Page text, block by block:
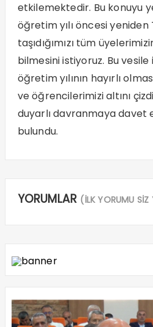
etkilemektedir. Bu konuyu
öğretim yılı öncesi yeniden
taşıdığımızı tüm
bilmesini istiyoruz. Bu
öğretim yılının hayırlı
ve öğrencilerimizi altını
duyarlı davranmaya davet
bulundu.
YORUMLAR (İLK YORUMU SİZ